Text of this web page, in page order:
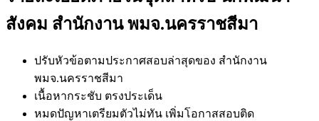
สังคม สำนักงาน พมจ.นครราชสีมา
ปรับหัวข้อตามประกาศสอบล่าสุดของ สำนักงาน
พมจ.นครราชสีมา
เนื้อหากระชับ ตรงประเด็น
หมดปัญหาเตรียมตัวไม่ทัน เพิ่มโอกาสสอบติด